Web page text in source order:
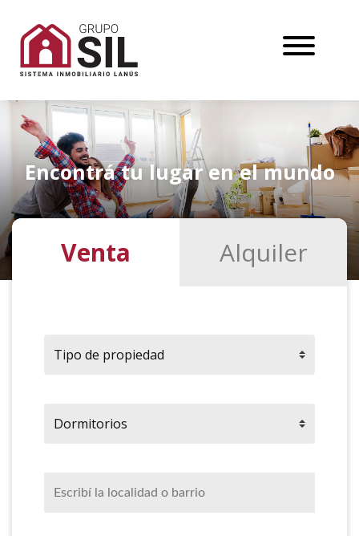
Encontrá tu lugar en el mundo
Venta Alquiler